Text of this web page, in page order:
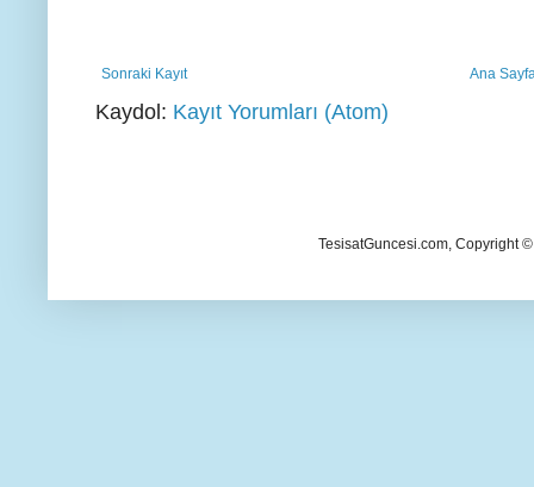
Sonraki Kayıt Ana
Kaydol: Kayıt Yorumları (Atom)
TesisatGuncesi.com, Copyright